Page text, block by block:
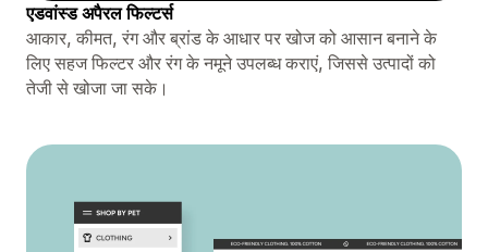
एडवांस्ड अपैरल फिल्टर्स
आकार, कीमत, रंग और ब्रांड के आधार पर खोज को आसान बनाने के
लिए सहज फिल्टर और रंग के नमूने उपलब्ध कराएं, जिससे उत्पादों को
तेजी से खोजा जा सके।